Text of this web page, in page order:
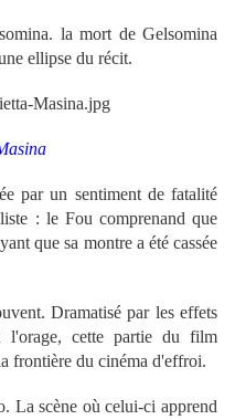
la mort de Gelsomina
ellipse du récit.
par un sentiment de fatalité
: le Fou comprenand que
que sa montre a été cassée
Dramatisé par les effets
l'orage, cette partie du film
frontière du cinéma d'effroi.
La scène où celui-ci apprend